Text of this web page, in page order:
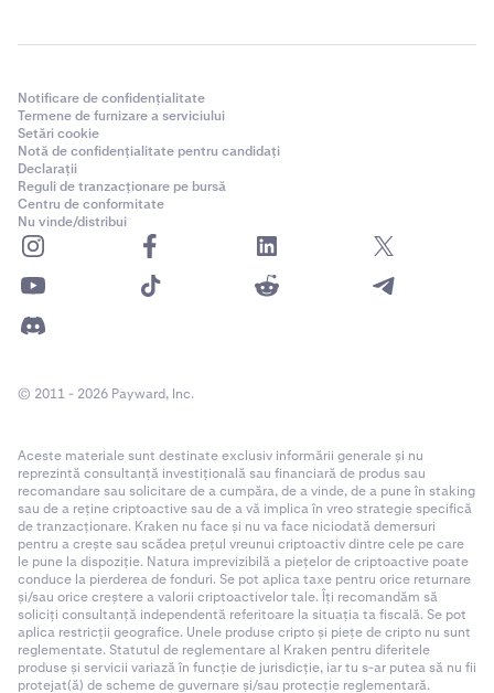
Notificare de confidențialitate
Termene de furnizare a serviciului
Setări cookie
Notă de confidențialitate pentru candidați
Declarații
Reguli de tranzacționare pe bursă
Centru de conformitate
Nu vinde/distribui
© 2011 - 2026 Payward, Inc.
Aceste materiale sunt destinate exclusiv informării generale și nu
reprezintă consultanță investițională sau financiară de produs sau
recomandare sau solicitare de a cumpăra, de a vinde, de a pune în staking
sau de a reține criptoactive sau de a vă implica în vreo strategie specifică
de tranzacționare. Kraken nu face și nu va face niciodată demersuri
pentru a crește sau scădea prețul vreunui criptoactiv dintre cele pe care
le pune la dispoziție. Natura imprevizibilă a piețelor de criptoactive poate
conduce la pierderea de fonduri. Se pot aplica taxe pentru orice returnare
și/sau orice creștere a valorii criptoactivelor tale. Îți recomandăm să
soliciți consultanță independentă referitoare la situația ta fiscală. Se pot
aplica restricții geografice. Unele produse cripto și piețe de cripto nu sunt
reglementate. Statutul de reglementare al Kraken pentru diferitele
produse și servicii variază în funcție de jurisdicție, iar tu s-ar putea să nu fii
protejat(ă) de scheme de guvernare și/sau protecție reglementară.